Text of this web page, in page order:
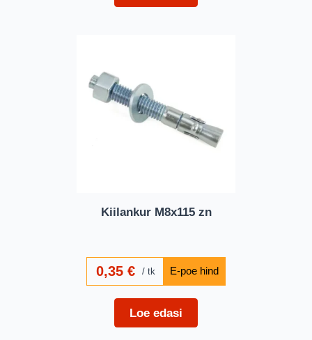
Kiilankur M8x115 zn
0,35€ tk
Loe edasi